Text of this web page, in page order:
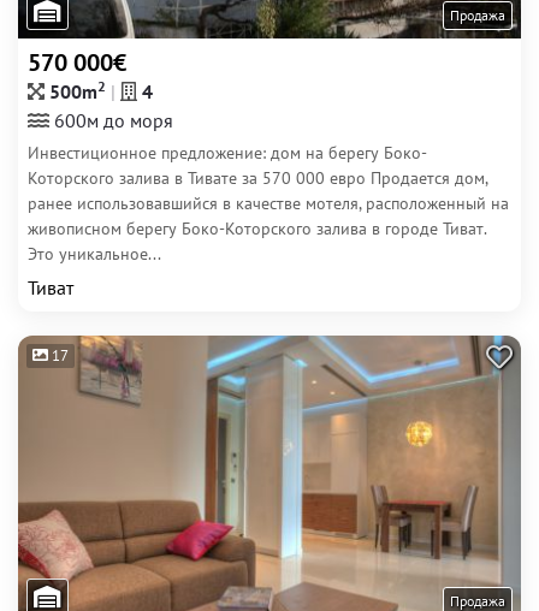
Продажа
570 000€
500m2
4
600м до моря
Инвестиционное предложение: дом на берегу Боко-
Которского залива в Тивате за 570 000 евро Продается дом,
ранее использовавшийся в качестве мотеля, расположенный на
живописном берегу Боко-Которского залива в городе Тиват.
Это уникальное...
Тиват
17
Продажа